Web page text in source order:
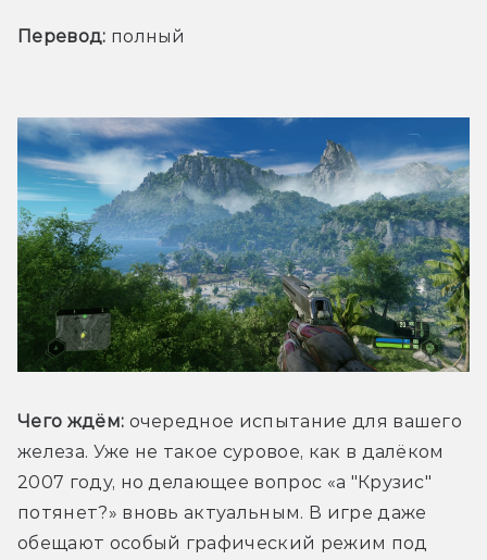
Перевод: полный
Чего ждём: очередное испытание для вашего
железа. Уже не такое суровое, как в далёком
2007 году, но делающее вопрос «а "Крузис"
потянет?» вновь актуальным. В игре даже
обещают особый графический режим под